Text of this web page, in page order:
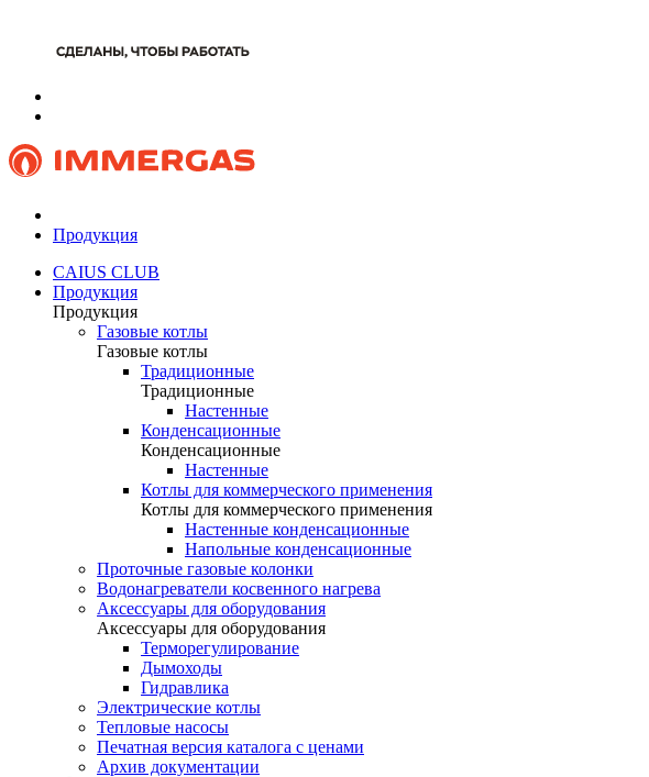
Продукция
CAIUS CLUB
Продукция
Продукция
Газовые котлы
Газовые котлы
Традиционные
Традиционные
Настенные
Конденсационные
Конденсационные
Настенные
Котлы для коммерческого применения
Котлы для коммерческого применения
Настенные конденсационные
Напольные конденсационные
Проточные газовые колонки
Водонагреватели косвенного нагрева
Аксессуары для оборудования
Аксессуары для оборудования
Терморегулирование
Дымоходы
Гидравлика
Электрические котлы
Тепловые насосы
Печатная версия каталога с ценами
Архив документации